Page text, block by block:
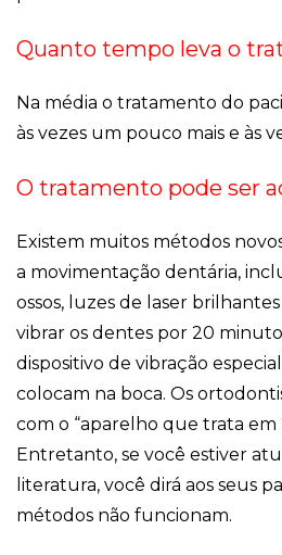
Quanto tempo leva o
Na média o tratamento do
às vezes um pouco mais e às
O tratamento pode ser
Existem muitos métodos
a movimentação dentária,
ossos, luzes de laser
vibrar os dentes por 20
dispositivo de vibração
colocam na boca. Os
com o “aparelho que trata em
Entretanto, se você estiver
literatura, você dirá aos seus
métodos não funcionam.